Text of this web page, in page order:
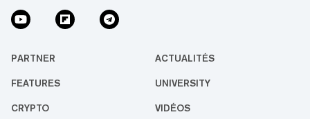
PARTNER ACTUALITÉS
FEATURES UNIVERSITY
CRYPTO VIDÉOS